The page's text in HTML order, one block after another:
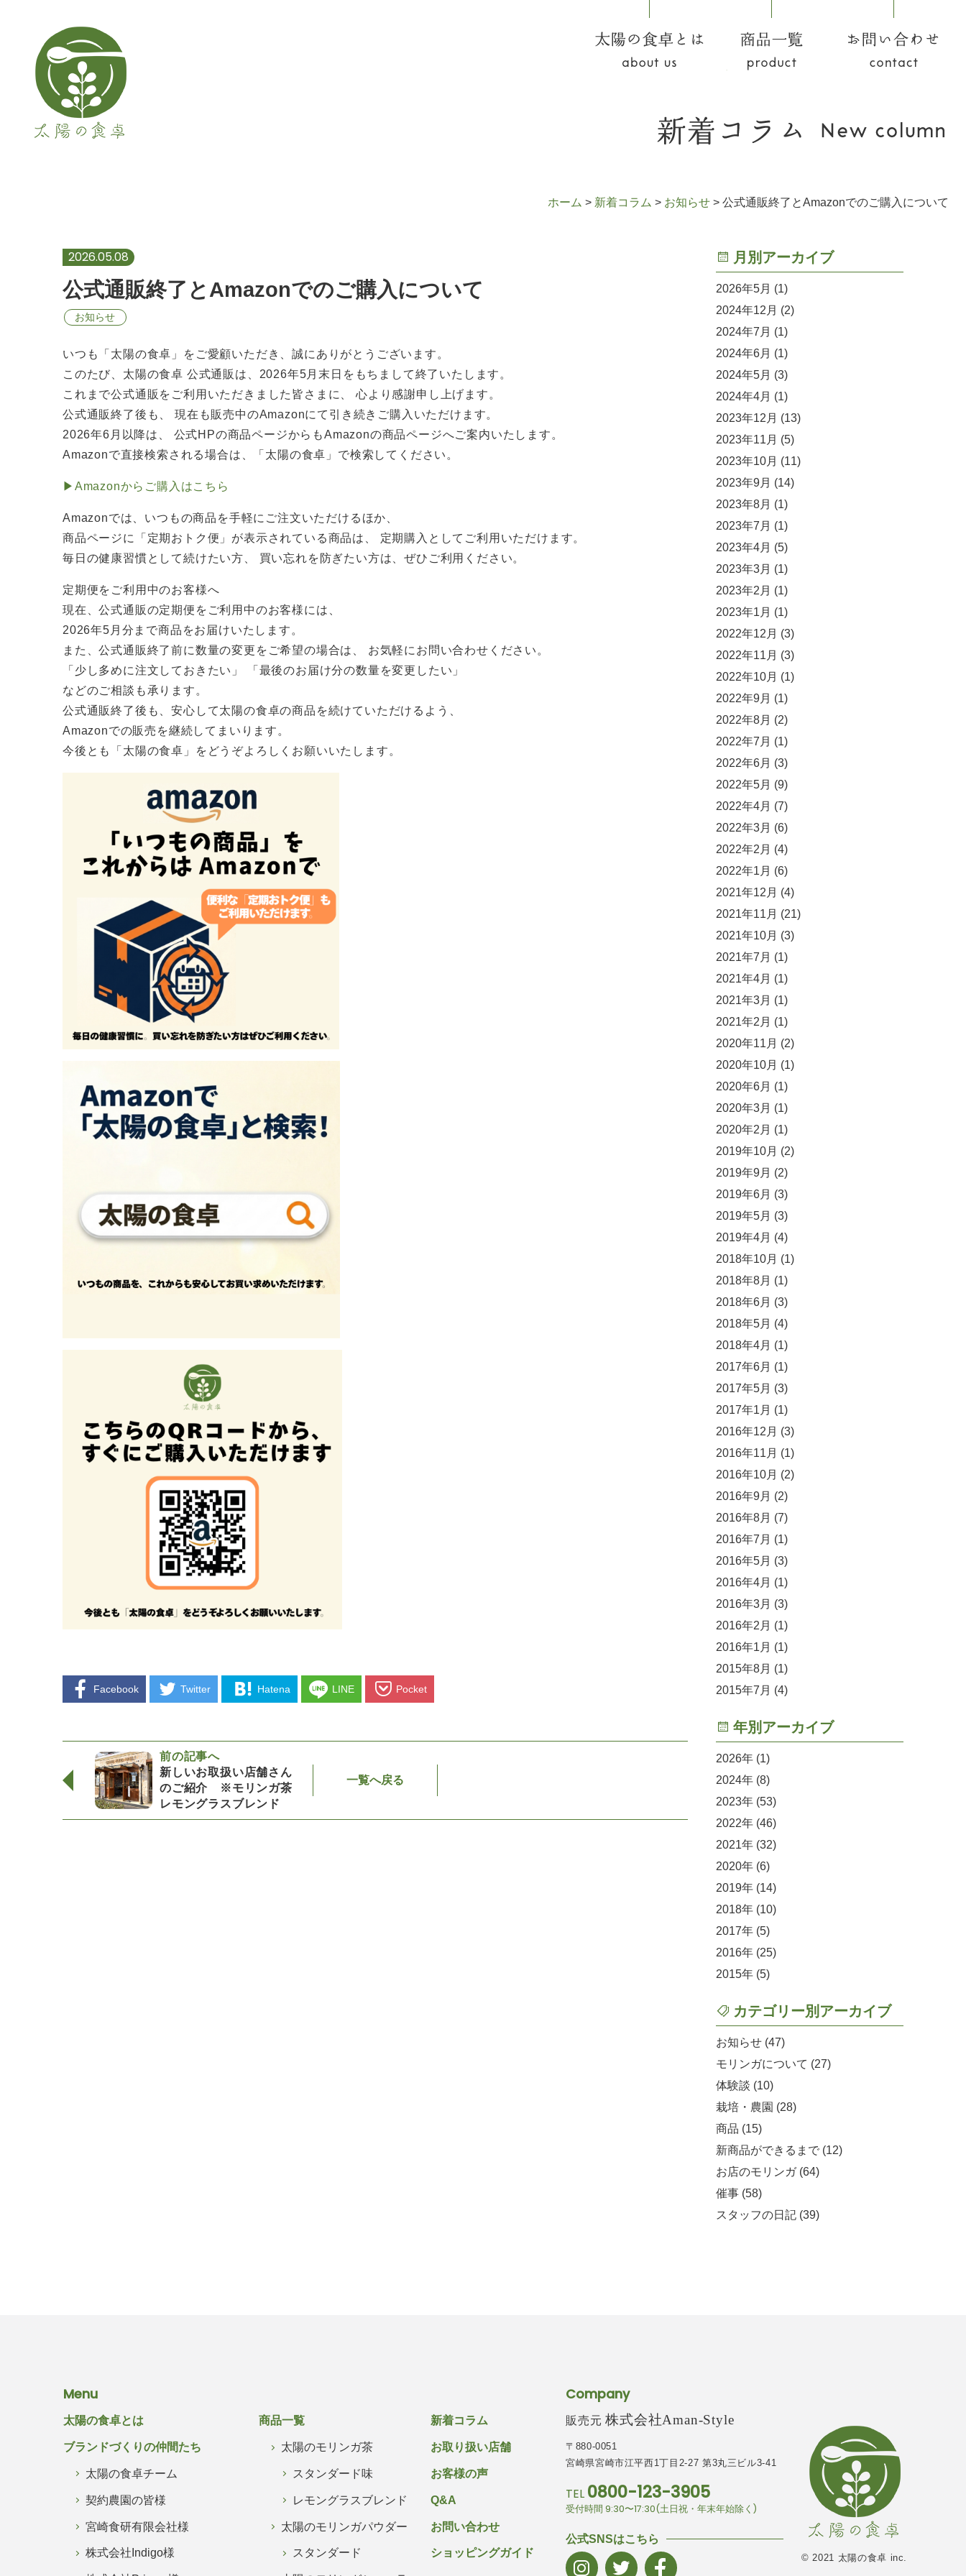
ホーム > 新着コラム > お知らせ > 公式通販終了とAmazonでのご購入について
2026.05.08
公式通販終了とAmazonでのご購入について
お知らせ
いつも「太陽の食卓」をご愛顧いただき、誠にありがとうございます。
このたび、太陽の食卓 公式通販は、2026年5月末日をもちまして終了いたします。
これまで公式通販をご利用いただきました皆さまに、 心より感謝申し上げます。
公式通販終了後も、 現在も販売中のAmazonにて引き続きご購入いただけます。
2026年6月以降は、 公式HPの商品ページからもAmazonの商品ページへご案内いたします。
Amazonで直接検索される場合は、「太陽の食卓」で検索してください。
▶Amazonからご購入はこちら
Amazonでは、いつもの商品を手軽にご注文いただけるほか、
商品ページに「定期おトク便」が表示されている商品は、 定期購入としてご利用いただけます。
毎日の健康習慣として続けたい方、 買い忘れを防ぎたい方は、ぜひご利用ください。
定期便をご利用中のお客様へ
現在、公式通販の定期便をご利用中のお客様には、
2026年5月分まで商品をお届けいたします。
また、公式通販終了前に数量の変更をご希望の場合は、 お気軽にお問い合わせください。
「少し多めに注文しておきたい」 「最後のお届け分の数量を変更したい」
などのご相談も承ります。
公式通販終了後も、安心して太陽の食卓の商品を続けていただけるよう、
Amazonでの販売を継続してまいります。
今後とも「太陽の食卓」をどうぞよろしくお願いいたします。
Facebook Twitter Hatena LINE Pocket
前の記事へ
新しいお取扱い店舗さん
のご紹介 ※モリンガ茶
レモングラスブレンド
一覧へ戻る
月別アーカイブ
2026年5月 (1)
2024年12月 (2)
2024年7月 (1)
2024年6月 (1)
2024年5月 (3)
2024年4月 (1)
2023年12月 (13)
2023年11月 (5)
2023年10月 (11)
2023年9月 (14)
2023年8月 (1)
2023年7月 (1)
2023年4月 (5)
2023年3月 (1)
2023年2月 (1)
2023年1月 (1)
2022年12月 (3)
2022年11月 (3)
2022年10月 (1)
2022年9月 (1)
2022年8月 (2)
2022年7月 (1)
2022年6月 (3)
2022年5月 (9)
2022年4月 (7)
2022年3月 (6)
2022年2月 (4)
2022年1月 (6)
2021年12月 (4)
2021年11月 (21)
2021年10月 (3)
2021年7月 (1)
2021年4月 (1)
2021年3月 (1)
2021年2月 (1)
2020年11月 (2)
2020年10月 (1)
2020年6月 (1)
2020年3月 (1)
2020年2月 (1)
2019年10月 (2)
2019年9月 (2)
2019年6月 (3)
2019年5月 (3)
2019年4月 (4)
2018年10月 (1)
2018年8月 (1)
2018年6月 (3)
2018年5月 (4)
2018年4月 (1)
2017年6月 (1)
2017年5月 (3)
2017年1月 (1)
2016年12月 (3)
2016年11月 (1)
2016年10月 (2)
2016年9月 (2)
2016年8月 (7)
2016年7月 (1)
2016年5月 (3)
2016年4月 (1)
2016年3月 (3)
2016年2月 (1)
2016年1月 (1)
2015年8月 (1)
2015年7月 (4)
年別アーカイブ
2026
(1)
2024
(8)
2023
(53)
2022
(46)
2021
(32)
2020
(6)
2019
(14)
2018
(10)
2017
(5)
2016
(25)
2015
(5)
カテゴリー別アーカイブ
お知らせ (47)
モリンガについて (27)
体験談 (10)
栽培・農園 (28)
商品 (15)
新商品ができるまで (12)
お店のモリンガ (64)
催事 (58)
スタッフの日記 (39)
Menu
太陽の食卓とは
ブランドづくりの仲間たち
太陽の食卓チーム
契約農園の皆様
宮崎食研有限会社様
株式会社Indigo様
商品一覧
太陽のモリンガ茶
スタンダード味
レモングラスブレンド
太陽のモリンガパウダー
スタンダード
新着コラム
お取り扱い店舗
お客様の声
Q&A
お問い合わせ
ショッピングガイド
Company
販売元株式会社Aman-Style
〒880-0051
宮崎県宮崎市江平西1丁目2-27 第3丸三ビル3-41
TEL 0800-123-3905
受付時間 9:30〜17:30(土日祝・年末年始除く)
公式SNSはこちら
© 2021 太陽の食卓 inc.